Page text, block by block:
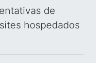
de
hospedados